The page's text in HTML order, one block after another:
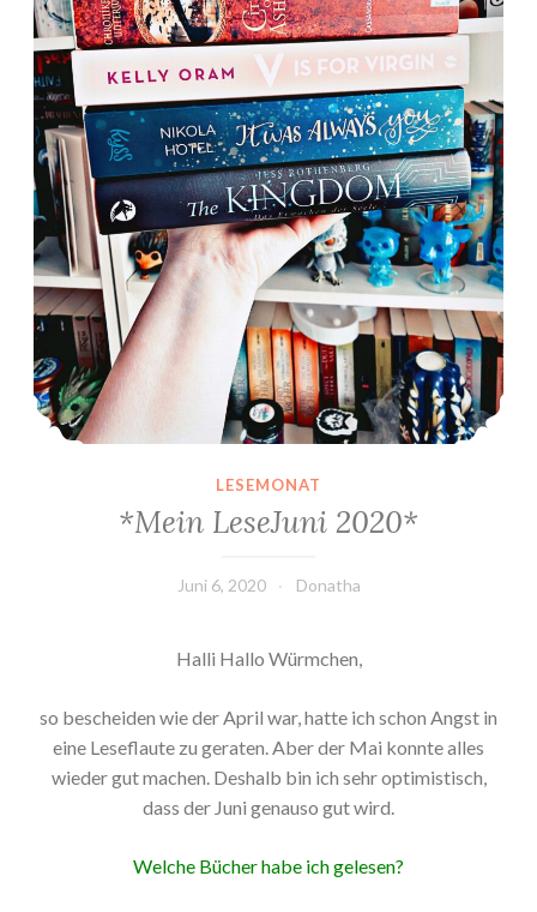
LESEMONAT
*Mein LeseJuni 2020*
Juni 6, 2020 Donatha
Halli Hallo Würmchen,
so bescheiden wie der April war, hatte ich schon Angst in
eine Leseflaute zu geraten. Aber der Mai konnte alles
wieder gut machen. Deshalb bin ich sehr optimistisch,
dass der Juni genauso gut wird.
Welche Bücher habe ich gelesen?